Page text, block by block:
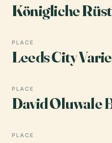
Königliche
PLACE
Leeds City
PLACE
David Oluwale
PLACE